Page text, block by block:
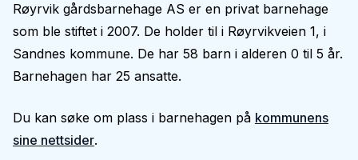
Røyrvik gårdsbarnehage AS er en privat barnehage
som ble stiftet i 2007. De holder til i Røyrvikveien 1, i
Sandnes kommune. De har 58 barn i alderen 0 til 5 år.
Barnehagen har 25 ansatte.
Du kan søke om plass i barnehagen på kommunens
sine nettsider.